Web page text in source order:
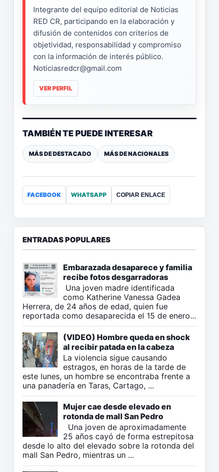
Integrante del equipo editorial de Noticias
RED CR, participando en la elaboración y
difusión de contenidos con criterios de
objetividad, responsabilidad y compromiso
con la información de interés público.
Noticiasredcr@gmail.com
VER PERFIL
TAMBIÉN TE PUEDE INTERESAR
MÁS DE DESTACADO MÁS DE NACIONALES
FACEBOOK WHATSAPP COPIAR ENLACE
ENTRADAS POPULARES
Embarazada desaparece y familia
recibe fotos desgarradoras
Una joven madre identificada
como Katherine Vanessa Gadea
Herrera, de 24 años de edad, quien fue
reportada como desaparecida el 15 de enero...
(VIDEO) Hombre queda en shock
al recibir patada en la cabeza
La violencia sigue causando
estragos, en horas de la tarde de
este lunes, un hombre se encontraba frente a
una panadería en Taras, Cartago, ...
Mujer cae desde elevado en
rotonda de mall San Pedro
Una joven de aproximadamente
25 años cayó de forma estrepitosa
desde lo alto del elevado sobre la rotonda del
mall San Pedro, mientras un ...